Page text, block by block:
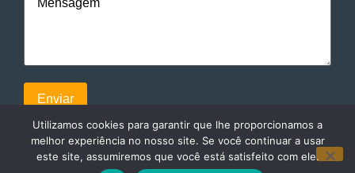
Utilizamos cookies para garantir que lhe proporcionamos a
melhor experiência no nosso site. Se você continuar a usar
este site, assumiremos que você está satisfeito com ele.